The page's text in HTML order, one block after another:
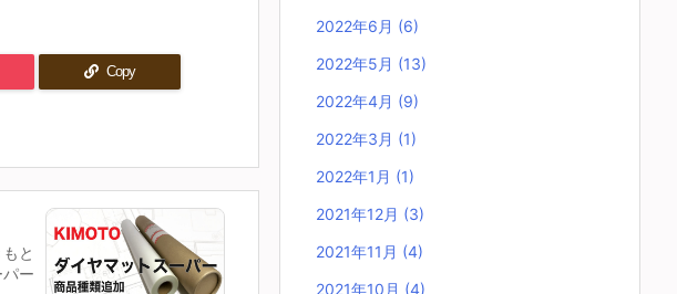
Copy
と
ー
2022年6月 (6)
2022年5月 (13)
2022年4月 (9)
2022年3月 (1)
2022年1月 (1)
2021年12月 (3)
2021年11月 (4)
2021年10月 (4)